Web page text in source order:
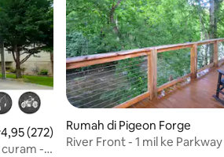
rata-rata 4,95 dari 5, 272 ulasan
4,95 (272)
curam -
Rumah di Pigeon Forge
River Front - 1 mil ke